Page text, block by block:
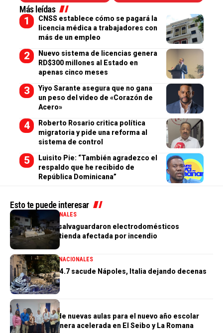
Más leídas
CNSS establece cómo se pagará la
licencia médica a trabajadores con
más de un empleo
Nuevo sistema de licencias genera
RD$300 millones al Estado en
apenas cinco meses
Yiyo Sarante asegura que no gana
un peso del video de «Corazón de
Acero»
Roberto Rosario critica política
migratoria y pide una reforma al
sistema de control
Luisito Pie: “También agradezco el
respaldo que he recibido de
República Dominicana”
Esto te puede interesar
GENERALES NACIONALES
PN aclara que salvaguardaron electrodomésticos
sustraídos de tienda afectada por incendio
GENERALESINTERNACIONALES
Terremoto de 4.7 sacude Nápoles, Italia dejando decenas
de heridos
GENERALES
Construcción de nuevas aulas para el nuevo año escolar
avanzan de manera acelerada en El Seibo y La Romana